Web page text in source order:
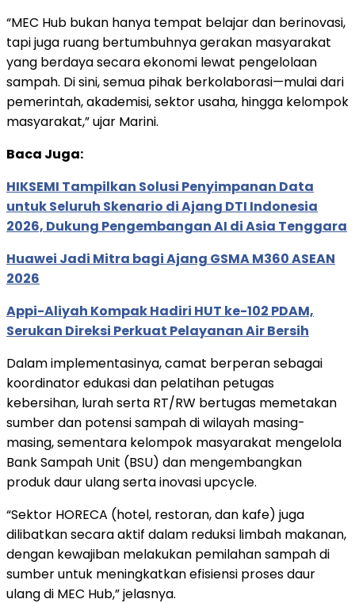
“MEC Hub bukan hanya tempat belajar dan berinovasi,
tapi juga ruang bertumbuhnya gerakan masyarakat
yang berdaya secara ekonomi lewat pengelolaan
sampah. Di sini, semua pihak berkolaborasi—mulai dari
pemerintah, akademisi, sektor usaha, hingga kelompok
masyarakat,” ujar Marini.
Baca Juga:
HIKSEMI Tampilkan Solusi Penyimpanan Data
untuk Seluruh Skenario di Ajang DTI Indonesia
2026, Dukung Pengembangan AI di Asia Tenggara
Huawei Jadi Mitra bagi Ajang GSMA M360 ASEAN
2026
Appi-Aliyah Kompak Hadiri HUT ke-102 PDAM,
Serukan Direksi Perkuat Pelayanan Air Bersih
Dalam implementasinya, camat berperan sebagai
koordinator edukasi dan pelatihan petugas
kebersihan, lurah serta RT/RW bertugas memetakan
sumber dan potensi sampah di wilayah masing-
masing, sementara kelompok masyarakat mengelola
Bank Sampah Unit (BSU) dan mengembangkan
produk daur ulang serta inovasi upcycle.
“Sektor HORECA (hotel, restoran, dan kafe) juga
dilibatkan secara aktif dalam reduksi limbah makanan,
dengan kewajiban melakukan pemilahan sampah di
sumber untuk meningkatkan efisiensi proses daur
ulang di MEC Hub,” jelasnya.